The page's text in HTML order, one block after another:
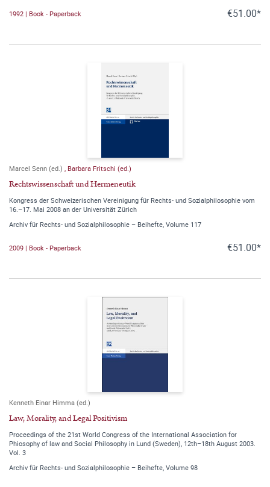
1992 | Book - Paperback €51.00*
Marcel Senn (ed.) , Barbara Fritschi (ed.)
Rechtswissenschaft und Hermeneutik
Kongress der Schweizerischen Vereinigung für Rechts- und Sozialphilosophie vom
16.–17. Mai 2008 an der Universität Zürich
Archiv für Rechts- und Sozialphilosophie – Beihefte, Volume 117
2009 | Book - Paperback €51.00*
Kenneth Einar Himma (ed.)
Law, Morality, and Legal Positivism
Proceedings of the 21st World Congress of the International Association for
Phiosophy of law and Social Philosophy in Lund (Sweden), 12th–18th August 2003.
Vol. 3
Archiv für Rechts- und Sozialphilosophie – Beihefte, Volume 98